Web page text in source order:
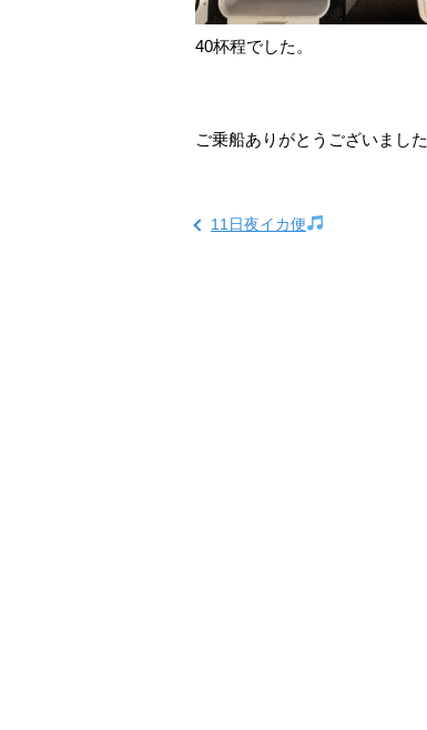
40杯程でした。
ご乗船ありがとうございました
11日夜イカ便